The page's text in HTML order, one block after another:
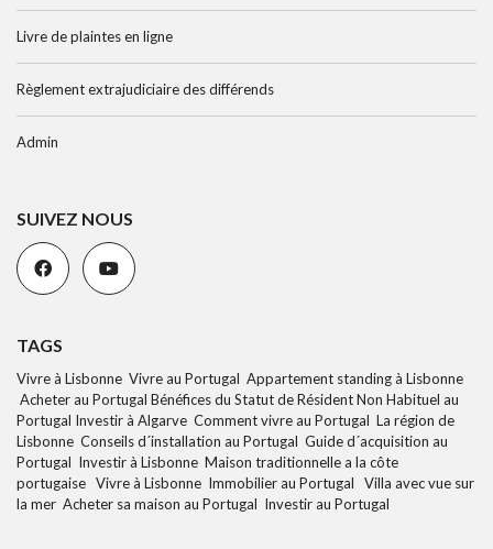
Livre de plaintes en ligne
Règlement extrajudiciaire des différends
Admin
SUIVEZ NOUS
TAGS
Vivre à Lisbonne Vivre au Portugal Appartement standing à Lisbonne
Acheter au Portugal Bénéfices du Statut de Résident Non Habituel au
Portugal Investir à Algarve Comment vivre au Portugal La région de
Lisbonne Conseils d´installation au Portugal Guide d´acquisition au
Portugal Investir à Lisbonne Maison traditionnelle a la côte
portugaise Vivre à Lisbonne Immobilier au Portugal Villa avec vue sur
la mer Acheter sa maison au Portugal Investir au Portugal